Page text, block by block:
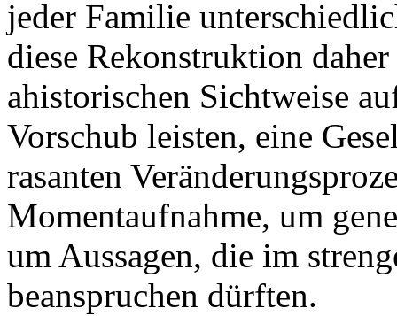
jeder Familie
diese Rekonstruktion
ahistorischen Sichtweise
Vorschub leisten, eine
rasanten
Momentaufnahme, um
um Aussagen, die im
beanspruchen dürften.